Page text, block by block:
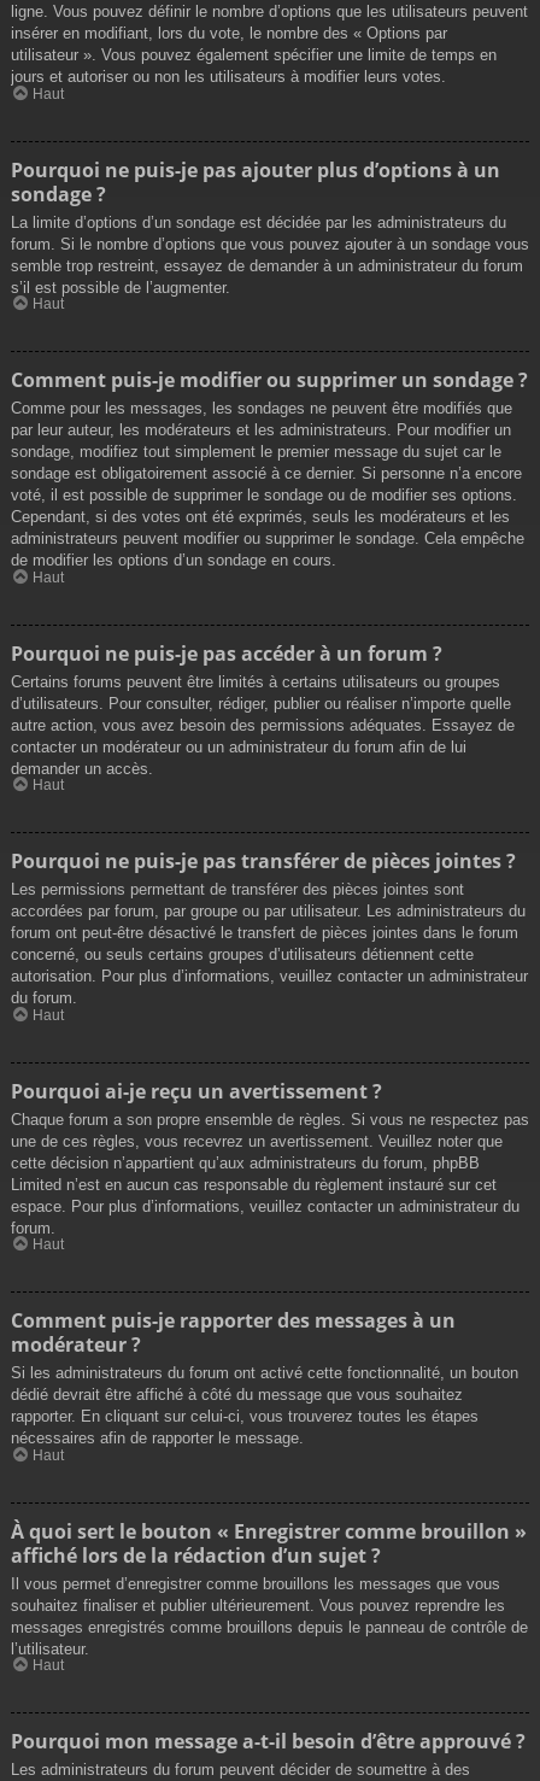
ligne. Vous pouvez définir le nombre d’options que les utilisateurs peuvent
insérer en modifiant, lors du vote, le nombre des « Options par
utilisateur ». Vous pouvez également spécifier une limite de temps en
jours et autoriser ou non les utilisateurs à modifier leurs votes.
Haut
Pourquoi ne puis-je pas ajouter plus d’options à un
sondage ?
La limite d’options d’un sondage est décidée par les administrateurs du
forum. Si le nombre d’options que vous pouvez ajouter à un sondage vous
semble trop restreint, essayez de demander à un administrateur du forum
s’il est possible de l’augmenter.
Haut
Comment puis-je modifier ou supprimer un sondage ?
Comme pour les messages, les sondages ne peuvent être modifiés que
par leur auteur, les modérateurs et les administrateurs. Pour modifier un
sondage, modifiez tout simplement le premier message du sujet car le
sondage est obligatoirement associé à ce dernier. Si personne n’a encore
voté, il est possible de supprimer le sondage ou de modifier ses options.
Cependant, si des votes ont été exprimés, seuls les modérateurs et les
administrateurs peuvent modifier ou supprimer le sondage. Cela empêche
de modifier les options d’un sondage en cours.
Haut
Pourquoi ne puis-je pas accéder à un forum ?
Certains forums peuvent être limités à certains utilisateurs ou groupes
d’utilisateurs. Pour consulter, rédiger, publier ou réaliser n’importe quelle
autre action, vous avez besoin des permissions adéquates. Essayez de
contacter un modérateur ou un administrateur du forum afin de lui
demander un accès.
Haut
Pourquoi ne puis-je pas transférer de pièces jointes ?
Les permissions permettant de transférer des pièces jointes sont
accordées par forum, par groupe ou par utilisateur. Les administrateurs du
forum ont peut-être désactivé le transfert de pièces jointes dans le forum
concerné, ou seuls certains groupes d’utilisateurs détiennent cette
autorisation. Pour plus d’informations, veuillez contacter un administrateur
du forum.
Haut
Pourquoi ai-je reçu un avertissement ?
Chaque forum a son propre ensemble de règles. Si vous ne respectez pas
une de ces règles, vous recevrez un avertissement. Veuillez noter que
cette décision n’appartient qu’aux administrateurs du forum, phpBB
Limited n’est en aucun cas responsable du règlement instauré sur cet
espace. Pour plus d’informations, veuillez contacter un administrateur du
forum.
Haut
Comment puis-je rapporter des messages à un
modérateur ?
Si les administrateurs du forum ont activé cette fonctionnalité, un bouton
dédié devrait être affiché à côté du message que vous souhaitez
rapporter. En cliquant sur celui-ci, vous trouverez toutes les étapes
nécessaires afin de rapporter le message.
Haut
À quoi sert le bouton « Enregistrer comme brouillon »
affiché lors de la rédaction d’un sujet ?
Il vous permet d’enregistrer comme brouillons les messages que vous
souhaitez finaliser et publier ultérieurement. Vous pouvez reprendre les
messages enregistrés comme brouillons depuis le panneau de contrôle de
l’utilisateur.
Haut
Pourquoi mon message a-t-il besoin d’être approuvé ?
Les administrateurs du forum peuvent décider de soumettre à des